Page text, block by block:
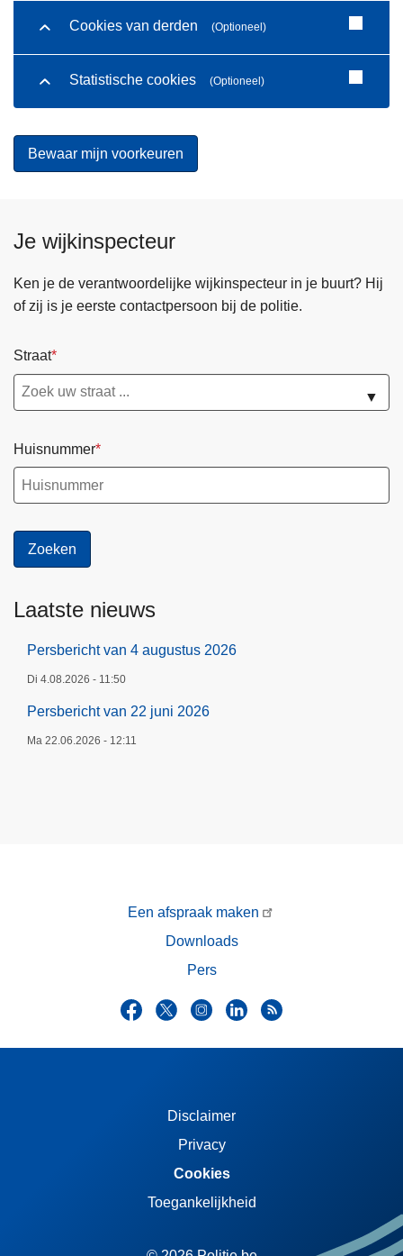
Cookies van derden (Optioneel)
Statistische cookies (Optioneel)
Je wijkinspecteur
Ken je de verantwoordelijke wijkinspecteur in je buurt? Hij
of zij is je eerste contactpersoon bij de politie.
Straat
▼
Huisnummer
Laatste nieuws
Persbericht van 4 augustus 2026
Di 4.08.2026 - 11:50
Persbericht van 22 juni 2026
Ma 22.06.2026 - 12:11
Een afspraak maken
Downloads
Pers
Disclaimer
Privacy
Cookies
Toegankelijkheid